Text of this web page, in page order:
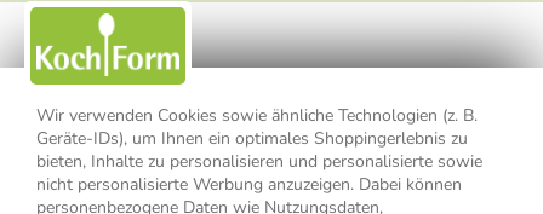
Wir verwenden Cookies sowie ähnliche Technologien (z. B.
Geräte-IDs), um Ihnen ein optimales Shoppingerlebnis zu
bieten, Inhalte zu personalisieren und personalisierte sowie
nicht personalisierte Werbung anzuzeigen. Dabei können
personenbezogene Daten wie Nutzungsdaten,
nicht erkennbar, welche konkrete Person geklickt hat. Diese
Einwilligung zur Nutzung meiner E-Mail- Adresse für Werbezwecke
kann ich jederzeit mit Wirkung für die Zukunft widerrufen, indem ich
den Link "Abmelden" am Ende des Newsletters anklicke oder die
Option Newsletter im Mitgliederbereich deaktiviere. Die
Datenschutzerklärung
habe ich zur Kenntnis genommen.
Impressum Datenschutzerklärung
AGB